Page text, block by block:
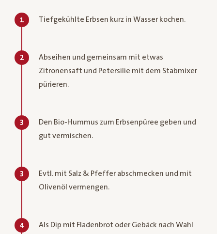
1 Tiefgekühlte Erbsen kurz in Wasser kochen.
2
Abseihen und gemeinsam mit etwas
Zitronensaft und Petersilie mit dem Stabmixer
pürieren.
3
Den Bio-Hummus zum Erbsenpüree geben und
gut vermischen.
3
Evtl. mit Salz & Pfeffer abschmecken und mit
Olivenöl vermengen.
4
Als Dip mit Fladenbrot oder Gebäck nach Wahl